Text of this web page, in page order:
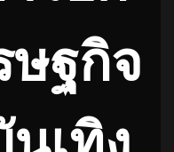
ษฐกิจ